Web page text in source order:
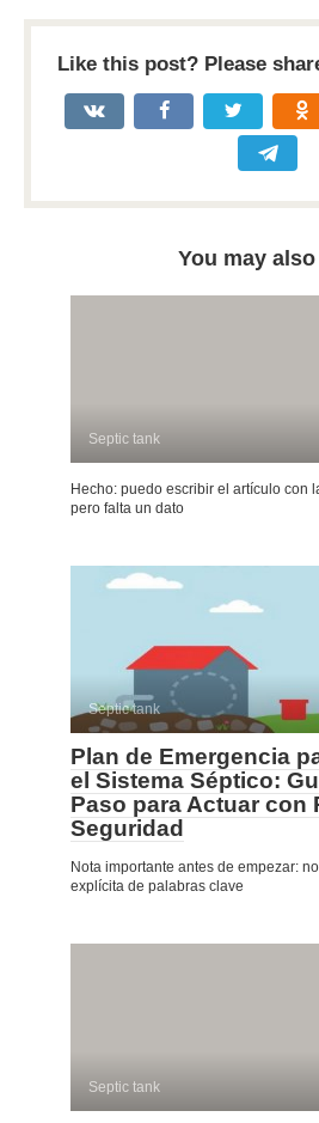
Like this post? Please
You may
Septic tank
Hecho: puedo escribir el artículo con
pero falta un dato
Septic tank
Plan de Emergencia
el Sistema Séptico:
Paso para Actuar con
Seguridad
Nota importante antes de empezar:
explícita de palabras clave
Septic tank